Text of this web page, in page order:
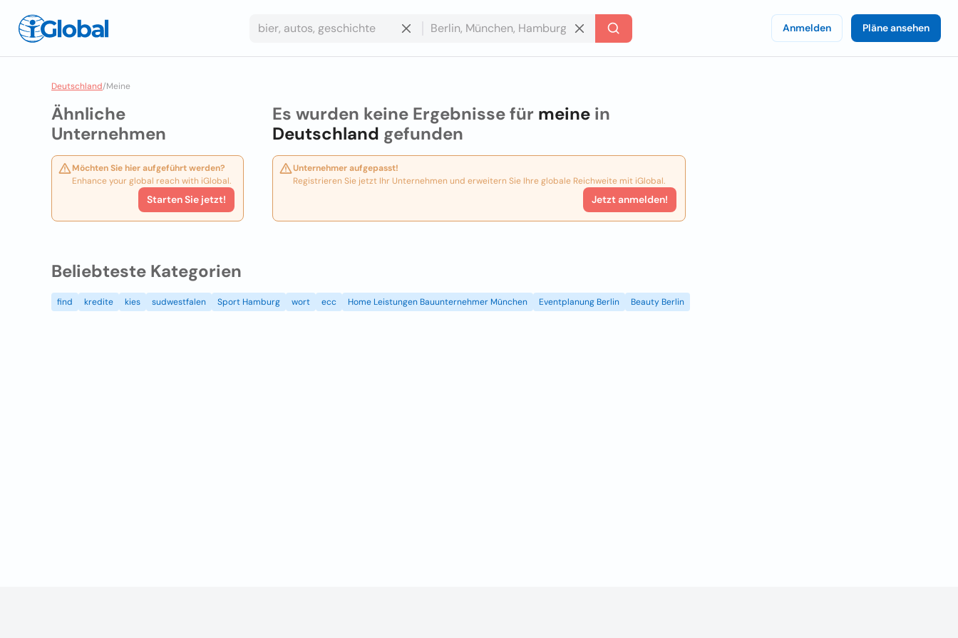
Anmelden Pläne ansehen
Deutschland/Meine
Ähnliche
Unternehmen
Möchten Sie hier aufgeführt werden?
Enhance your global reach with iGlobal.
Starten Sie jetzt!
Es wurden keine Ergebnisse für meinein
Deutschland gefunden
Unternehmer aufgepasst!
Registrieren Sie jetzt Ihr Unternehmen und erweitern Sie Ihre globale Reichweite mit iGlobal.
Jetzt anmelden!
Beliebteste Kategorien
find kredite kies sudwestfalen Sport Hamburg wort ecc Home Leistungen Bauunternehmer München Eventplanung Berlin Beauty Berlin